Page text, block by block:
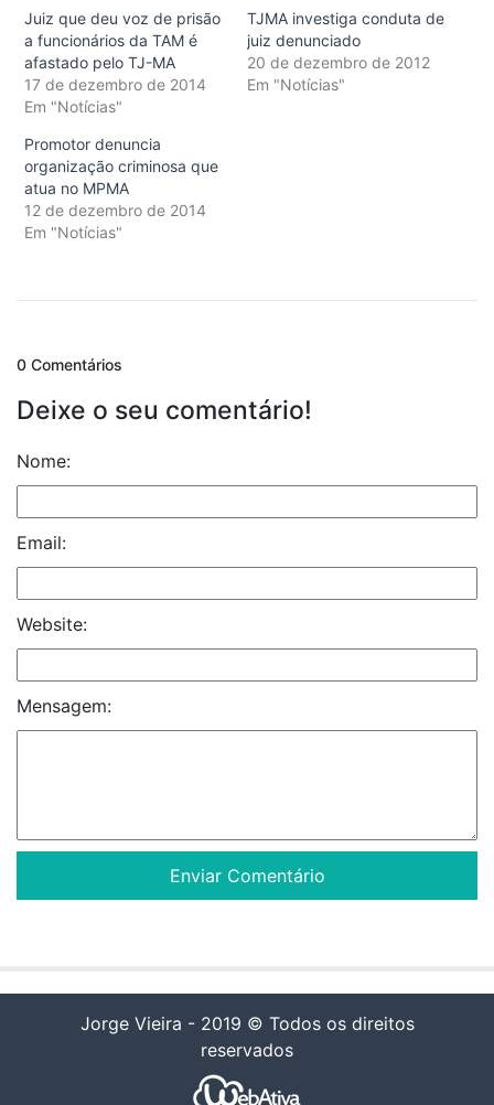
Juiz que deu voz de prisão
a funcionários da TAM é
afastado pelo TJ-MA
17 de dezembro de 2014
Em "Notícias"
TJMA investiga conduta de
juiz denunciado
20 de dezembro de 2012
Em "Notícias"
Promotor denuncia
organização criminosa que
atua no MPMA
12 de dezembro de 2014
Em "Notícias"
0 Comentários
Deixe o seu comentário!
Nome:
Email:
Website:
Mensagem:
Jorge Vieira - 2019 © Todos os direitos
reservados